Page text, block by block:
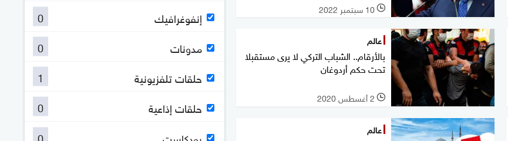
l 10 سبتمبر 2022
عالم
بالأرقام.. الشباب التركي لا يرى مستقبلا
تحت حكم أردوغان
l 2 أغسطس 2020
عالم
إنفوغرافيك
0
مدونات
0
حلقات تلفزيونية
1
حلقات إذاعية
0
0